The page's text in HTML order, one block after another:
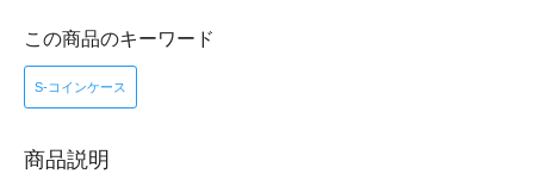
この商品のキーワード
S-コインケース
商品説明